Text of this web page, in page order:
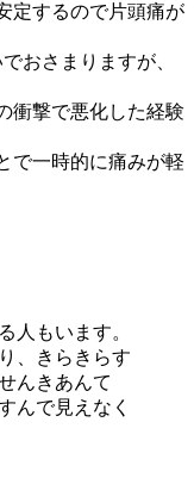
定するので片頭痛が
おさまりますが、
衝撃で悪化した経験
で一時的に痛みが軽
人もいます。
、きらきらす
んきあんて
んで見えなく